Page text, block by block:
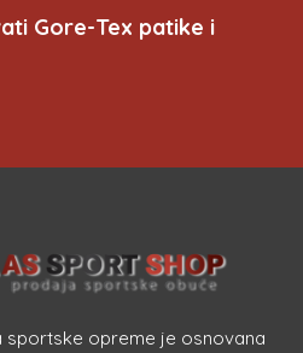
Gore-Tex patike i
sportske opreme je osnovana